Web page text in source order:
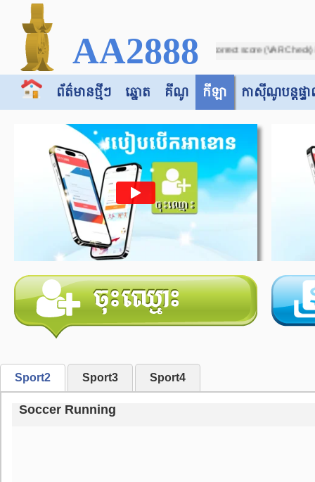
AA2888
Sports3 - Soccer - Due to incorrect score (VAR Check) in running ball on match
ព័ត៌មានថ្មីៗ ឆ្នោត គីណូ កីឡា កាស៊ី​​ណូបន្តផ្ទ
Sport2 Sport3 Sport4